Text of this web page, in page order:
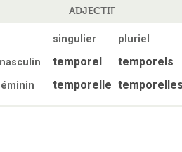
ADJECTIF
singulier
pluriel
temporel temporels
temporelle